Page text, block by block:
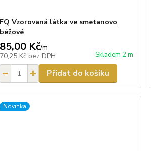
FQ Vzorovaná látka ve smetanovo
béžové
85,00 Kč/m
70,25 Kč bez DPH Skladem 2 m
Přidat do košíku
Novinka